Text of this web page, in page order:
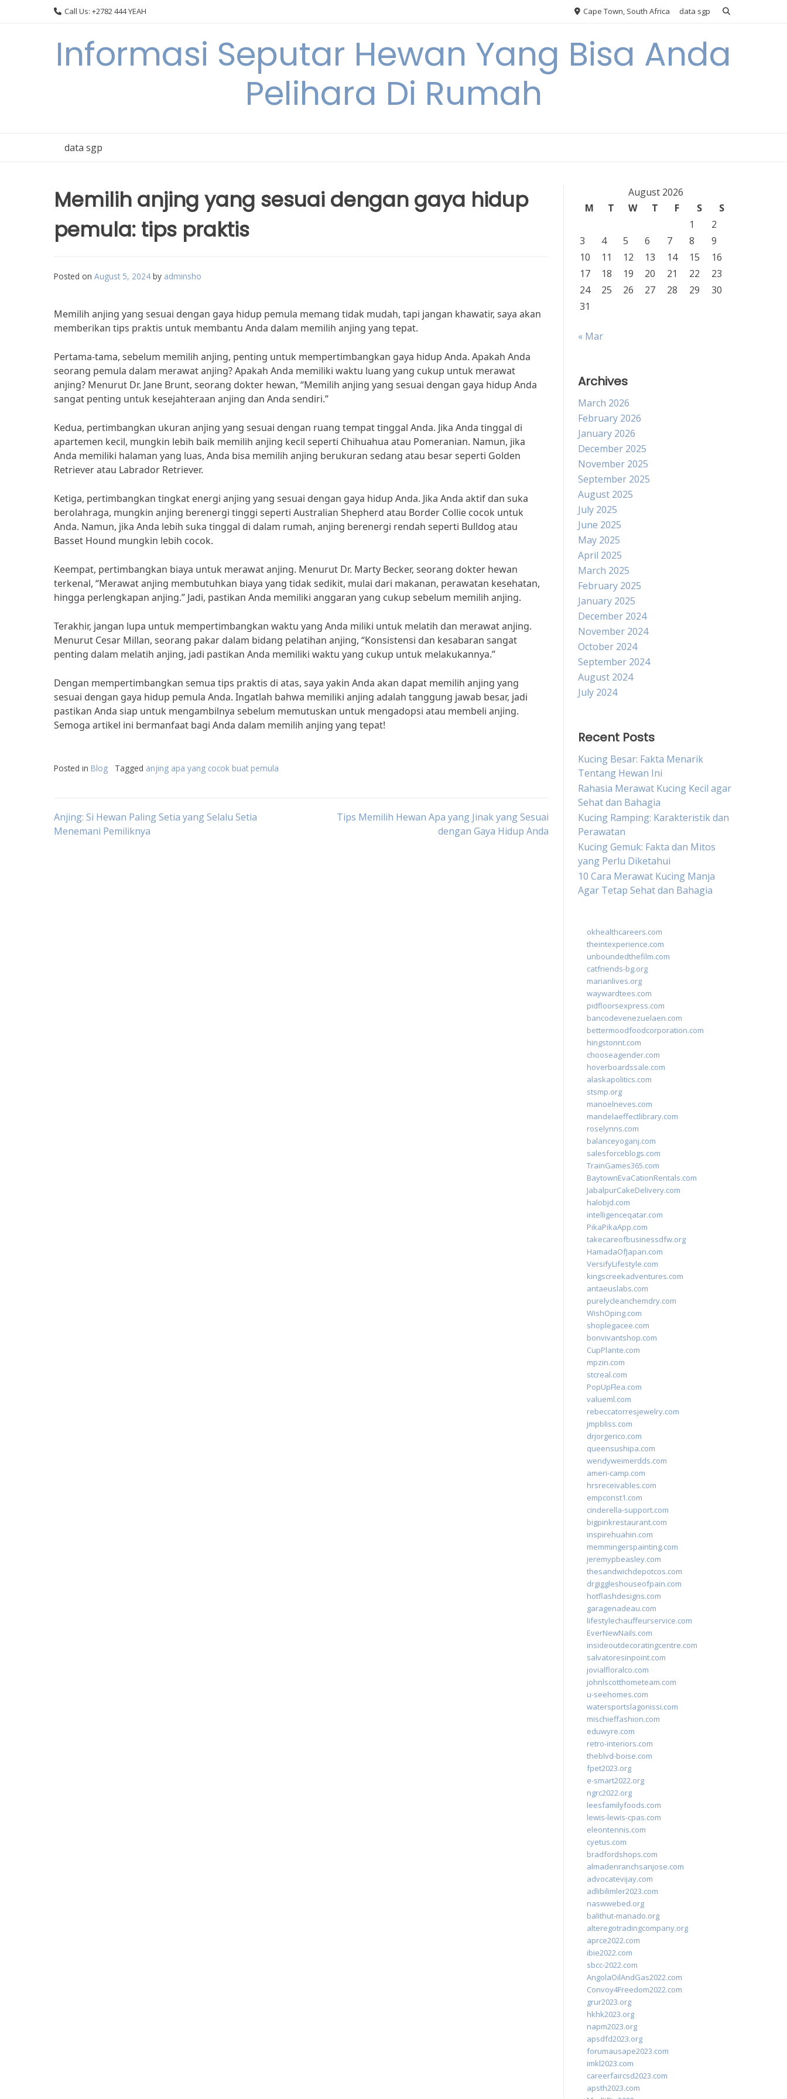
Call Us: +2782 444 YEAH Cape Town, South Africa data sgp
Informasi Seputar Hewan Yang Bisa Anda
Pelihara Di Rumah
data sgp
Memilih anjing yang sesuai dengan gaya hidup
pemula: tips praktis
Posted on August 5, 2024 by adminsho
Memilih anjing yang sesuai dengan gaya hidup pemula memang tidak mudah, tapi jangan khawatir, saya akan
memberikan tips praktis untuk membantu Anda dalam memilih anjing yang tepat.
Pertama-tama, sebelum memilih anjing, penting untuk mempertimbangkan gaya hidup Anda. Apakah Anda
seorang pemula dalam merawat anjing? Apakah Anda memiliki waktu luang yang cukup untuk merawat
anjing? Menurut Dr. Jane Brunt, seorang dokter hewan, “Memilih anjing yang sesuai dengan gaya hidup Anda
sangat penting untuk kesejahteraan anjing dan Anda sendiri.”
Kedua, pertimbangkan ukuran anjing yang sesuai dengan ruang tempat tinggal Anda. Jika Anda tinggal di
apartemen kecil, mungkin lebih baik memilih anjing kecil seperti Chihuahua atau Pomeranian. Namun, jika
Anda memiliki halaman yang luas, Anda bisa memilih anjing berukuran sedang atau besar seperti Golden
Retriever atau Labrador Retriever.
Ketiga, pertimbangkan tingkat energi anjing yang sesuai dengan gaya hidup Anda. Jika Anda aktif dan suka
berolahraga, mungkin anjing berenergi tinggi seperti Australian Shepherd atau Border Collie cocok untuk
Anda. Namun, jika Anda lebih suka tinggal di dalam rumah, anjing berenergi rendah seperti Bulldog atau
Basset Hound mungkin lebih cocok.
Keempat, pertimbangkan biaya untuk merawat anjing. Menurut Dr. Marty Becker, seorang dokter hewan
terkenal, “Merawat anjing membutuhkan biaya yang tidak sedikit, mulai dari makanan, perawatan kesehatan,
hingga perlengkapan anjing.” Jadi, pastikan Anda memiliki anggaran yang cukup sebelum memilih anjing.
Terakhir, jangan lupa untuk mempertimbangkan waktu yang Anda miliki untuk melatih dan merawat anjing.
Menurut Cesar Millan, seorang pakar dalam bidang pelatihan anjing, “Konsistensi dan kesabaran sangat
penting dalam melatih anjing, jadi pastikan Anda memiliki waktu yang cukup untuk melakukannya.”
Dengan mempertimbangkan semua tips praktis di atas, saya yakin Anda akan dapat memilih anjing yang
sesuai dengan gaya hidup pemula Anda. Ingatlah bahwa memiliki anjing adalah tanggung jawab besar, jadi
pastikan Anda siap untuk mengambilnya sebelum memutuskan untuk mengadopsi atau membeli anjing.
Semoga artikel ini bermanfaat bagi Anda dalam memilih anjing yang tepat!
Posted in Blog Tagged anjing apa yang cocok buat pemula
Post
Anjing: Si Hewan Paling Setia yang Selalu Setia
Menemani Pemiliknya
Tips Memilih Hewan Apa yang Jinak yang Sesuai
dengan Gaya Hidup Anda
August 2026
M
T W T F S
S
1
2
3
4 5 6 7 8
9
10
11 12 13 14 15
16
17
18 19 20 21 22
23
24
25 26 27 28 29
30
31
« Mar
Archives
March 2026
February 2026
January 2026
December 2025
November 2025
September 2025
August 2025
July 2025
June 2025
May 2025
April 2025
March 2025
February 2025
January 2025
December 2024
November 2024
October 2024
September 2024
August 2024
July 2024
Recent Posts
Kucing Besar: Fakta Menarik
Tentang Hewan Ini
Rahasia Merawat Kucing Kecil agar
Sehat dan Bahagia
Kucing Ramping: Karakteristik dan
Perawatan
Kucing Gemuk: Fakta dan Mitos
yang Perlu Diketahui
10 Cara Merawat Kucing Manja
Agar Tetap Sehat dan Bahagia
okhealthcareers.com
theintexperience.com
unboundedthefilm.com
catfriends-bg.org
marianlives.org
waywardtees.com
pidfloorsexpress.com
bancodevenezuelaen.com
bettermoodfoodcorporation.com
hingstonnt.com
chooseagender.com
hoverboardssale.com
alaskapolitics.com
stsmp.org
manoelneves.com
mandelaeffectlibrary.com
roselynns.com
balanceyoganj.com
salesforceblogs.com
TrainGames365.com
BaytownEvaCationRentals.com
JabalpurCakeDelivery.com
halobjd.com
intelligenceqatar.com
PikaPikaApp.com
takecareofbusinessdfw.org
HamadaOfJapan.com
VersifyLifestyle.com
kingscreekadventures.com
antaeuslabs.com
purelycleanchemdry.com
WishOping.com
shoplegacee.com
bonvivantshop.com
CupPlante.com
mpzin.com
stcreal.com
PopUpFlea.com
valueml.com
rebeccatorresjewelry.com
jmpbliss.com
drjorgerico.com
queensushipa.com
wendyweimerdds.com
ameri-camp.com
hrsreceivables.com
empconst1.com
cinderella-support.com
bigpinkrestaurant.com
inspirehuahin.com
memmingerspainting.com
jeremypbeasley.com
thesandwichdepotcos.com
drgiggleshouseofpain.com
hotflashdesigns.com
garagenadeau.com
lifestylechauffeurservice.com
EverNewNails.com
insideoutdecoratingcentre.com
salvatoresinpoint.com
jovialfloralco.com
johnlscotthometeam.com
u-seehomes.com
watersportslagonissi.com
mischieffashion.com
eduwyre.com
retro-interiors.com
theblvd-boise.com
fpet2023.org
e-smart2022.org
ngrc2022.org
leesfamilyfoods.com
lewis-lewis-cpas.com
eleontennis.com
cyetus.com
bradfordshops.com
almadenranchsanjose.com
advocatevijay.com
adlibilimler2023.com
naswwebed.org
balithut-manado.org
alteregotradingcompany.org
aprce2022.com
ibie2022.com
sbcc-2022.com
AngolaOilAndGas2022.com
Convoy4Freedom2022.com
grur2023.org
hkhk2023.org
napm2023.org
apsdfd2023.org
forumausape2023.com
imkl2023.com
careerfaircsd2023.com
apsth2023.com